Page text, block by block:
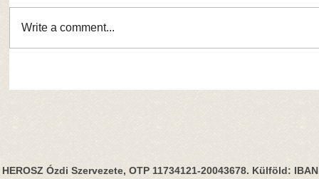
Write a comment...
HEROSZ Ózdi Szervezete, OTP 11734121-20043678. Külföld: